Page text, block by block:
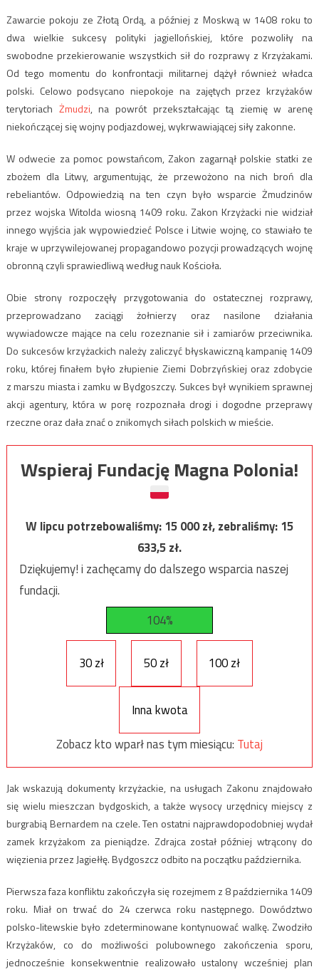
Zawarcie pokoju ze Złotą Ordą, a później z Moskwą w 1408 roku to
dwa wielkie sukcesy polityki jagiellońskiej, które pozwoliły na
swobodne przekierowanie wszystkich sił do rozprawy z Krzyżakami.
Od tego momentu do konfrontacji militarnej dążył również władca
polski. Celowo podsycano niepokoje na zajętych przez krzyżaków
terytoriach Żmudzi, na powrót przekształcając tą ziemię w arenę
niekończącej się wojny podjazdowej, wykrwawiającej siły zakonne.
W odwecie za pomoc powstańcom, Zakon zagarnął polskie statki ze
zbożem dla Litwy, argumentując, że przewożono na nich broń dla
rebeliantów. Odpowiedzią na ten czyn było wsparcie Żmudzinów
przez wojska Witolda wiosną 1409 roku. Zakon Krzyżacki nie widział
innego wyjścia jak wypowiedzieć Polsce i Litwie wojnę, co stawiało te
kraje w uprzywilejowanej propagandowo pozycji prowadzących wojnę
obronną czyli sprawiedliwą według nauk Kościoła.
Obie strony rozpoczęły przygotowania do ostatecznej rozprawy,
przeprowadzano zaciągi żołnierzy oraz nasilone działania
wywiadowcze mające na celu rozeznanie sił i zamiarów przeciwnika.
Do sukcesów krzyżackich należy zaliczyć błyskawiczną kampanię 1409
roku, której finałem było złupienie Ziemi Dobrzyńskiej oraz zdobycie
z marszu miasta i zamku w Bydgoszczy. Sukces był wynikiem sprawnej
akcji agentury, która w porę rozpoznała drogi i dogodne przeprawy
rzeczne oraz dała znać o znikomych siłach polskich w mieście.
Wspieraj Fundację Magna Polonia!
W lipcu potrzebowaliśmy:15 000zł, zebraliśmy:15
633,5zł.
Dziękujemy! i zachęcamy do dalszego wsparcia naszej
fundacji.
104%
30 zł 50 zł 100 zł
Inna kwota
Zobacz kto wparł nas tym miesiącu: Tutaj
Jak wskazują dokumenty krzyżackie, na usługach Zakonu znajdowało
się wielu mieszczan bydgoskich, a także wysocy urzędnicy miejscy z
burgrabią Bernardem na czele. Ten ostatni najprawdopodobniej wydał
zamek krzyżakom za pieniądze. Zdrajca został później wtrącony do
więzienia przez Jagiełłę. Bydgoszcz odbito na początku października.
Pierwsza faza konfliktu zakończyła się rozejmem z 8 października 1409
roku. Miał on trwać do 24 czerwca roku następnego. Dowództwo
polsko-litewskie było zdeterminowane kontynuować walkę. Zwodziło
Krzyżaków, co do możliwości polubownego zakończenia sporu,
jednocześnie konsekwentnie realizowało ustalony wcześniej plan